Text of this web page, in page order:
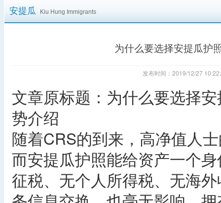
安提瓜 Kiu Hung Immigrants
为什么要选择安提瓜护
发布时间：2019/12/27
文章原标题：为什么要选择
势介绍
随着CRS的到来，高净值人
而安提瓜护照能给资产一个
征税、无个人所得税、无海